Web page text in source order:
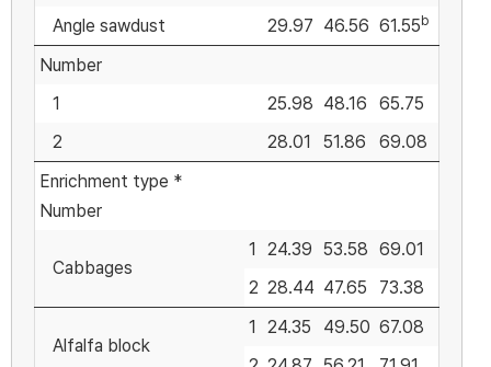
Angle sawdust 29.97 46.56 61.55 b
Number
1
25.98 48.16
65.75
2
28.01 51.86
69.08
Enrichment type *
Number
Cabbages
1 24.39 53.58 69.01
2 28.44 47.65 73.38
Alfalfa block
1 24.35 49.50 67.08